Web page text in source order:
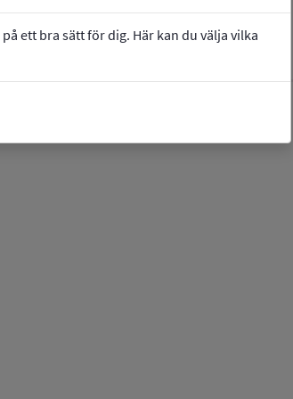
ett bra sätt för dig. Här kan du välja vilka